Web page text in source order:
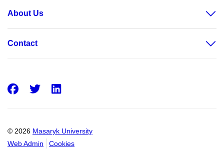
About Us
Contact
© 2026 Masaryk University
Web Admin
Cookies
Facebook
Twitter